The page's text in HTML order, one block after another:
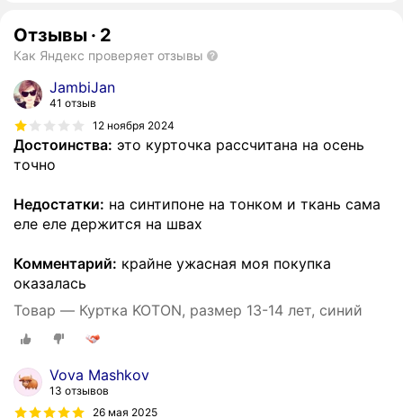
Отзывы · 2
Как Яндекс проверяет отзывы
JambiJan
41 отзыв
12 ноября 2024
Достоинства: это курточка рассчитана на осень
точно
Недостатки: на синтипоне на тонком и ткань сама
еле еле держится на швах
Комментарий: крайне ужасная моя покупка
оказалась
Товар — Куртка KOTON, размер 13-14 лет, синий
Vova Mashkov
13 отзывов
26 мая 2025